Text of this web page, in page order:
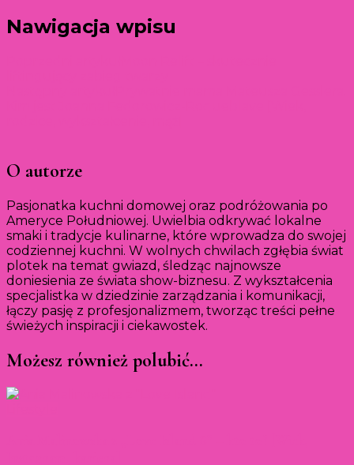
Nawigacja wpisu
O autorze
Pasjonatka kuchni domowej oraz podróżowania po
Ameryce Południowej. Uwielbia odkrywać lokalne
smaki i tradycje kulinarne, które wprowadza do swojej
codziennej kuchni. W wolnych chwilach zgłębia świat
plotek na temat gwiazd, śledząc najnowsze
doniesienia ze świata show-biznesu. Z wykształcenia
specjalistka w dziedzinie zarządzania i komunikacji,
łączy pasję z profesjonalizmem, tworząc treści pełne
świeżych inspiracji i ciekawostek.
Możesz również polubić…